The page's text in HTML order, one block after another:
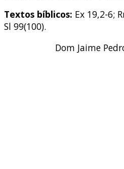
Textos bíblicos: Ex 19,2-6;
Sl 99(100).
Dom Jaime